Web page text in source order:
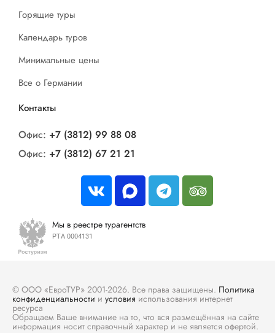
Горящие туры
Календарь туров
Минимальные цены
Все о Германии
Контакты
Офис: +7 (3812) 99 88 08
Офис: +7 (3812) 67 21 21
Мы в реестре турагентств
РТА 0004131
© ООО «ЕвроТУР» 2001-2026. Все права защищены. Политика
конфиденциальности и условия использования интернет
ресурса
Обращаем Ваше внимание на то, что вся размещённая на сайте
информация носит справочный характер и не является офертой.